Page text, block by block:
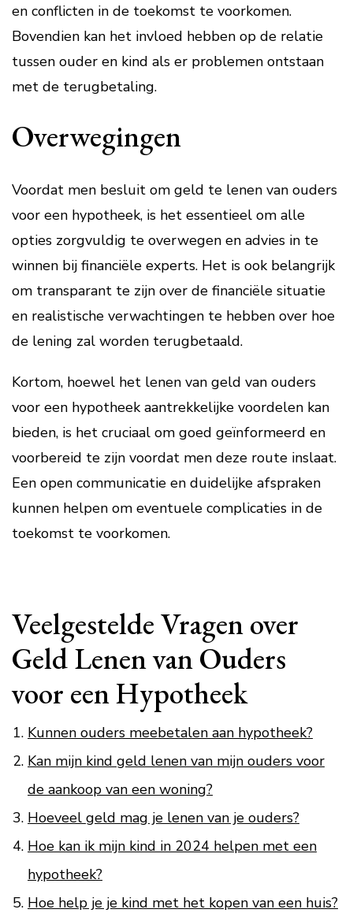
en conflicten in de toekomst te voorkomen.
Bovendien kan het invloed hebben op de relatie
tussen ouder en kind als er problemen ontstaan
met de terugbetaling.
Overwegingen
Voordat men besluit om geld te lenen van ouders
voor een hypotheek, is het essentieel om alle
opties zorgvuldig te overwegen en advies in te
winnen bij financiële experts. Het is ook belangrijk
om transparant te zijn over de financiële situatie
en realistische verwachtingen te hebben over hoe
de lening zal worden terugbetaald.
Kortom, hoewel het lenen van geld van ouders
voor een hypotheek aantrekkelijke voordelen kan
bieden, is het cruciaal om goed geïnformeerd en
voorbereid te zijn voordat men deze route inslaat.
Een open communicatie en duidelijke afspraken
kunnen helpen om eventuele complicaties in de
toekomst te voorkomen.
Veelgestelde Vragen over
Geld Lenen van Ouders
voor een Hypotheek
Kunnen ouders meebetalen aan hypotheek?
Kan mijn kind geld lenen van mijn ouders voor
de aankoop van een woning?
Hoeveel geld mag je lenen van je ouders?
Hoe kan ik mijn kind in 2024 helpen met een
hypotheek?
Hoe help je je kind met het kopen van een huis?